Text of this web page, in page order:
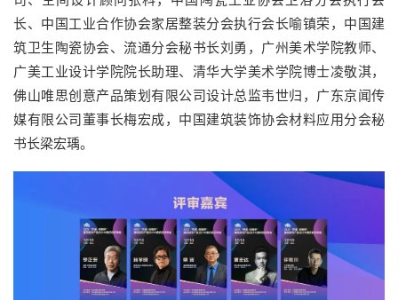
长、中国工业合作协会家居整装分会执行会长喻镇荣，中国建
筑卫生陶瓷协会、流通分会秘书长刘勇，广州美术学院教师、
广美工业设计学院院长助理、清华大学美术学院博士凌敬淇，
佛山唯思创意产品策划有限公司设计总监韦世归，广东京闻传
媒有限公司董事长梅宏成，中国建筑装饰协会材料应用分会秘
书长梁宏瑀。